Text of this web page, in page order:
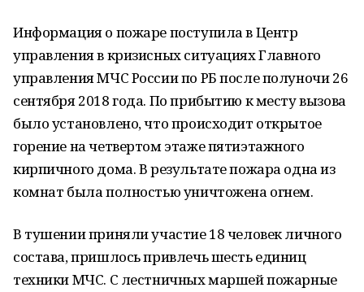
Информация о пожаре поступила в Центр
управления в кризисных ситуациях Главного
управления МЧС России по РБ после полуночи 26
сентября 2018 года. По прибытию к месту вызова
было установлено, что происходит открытое
горение на четвертом этаже пятиэтажного
кирпичного дома. В результате пожара одна из
комнат была полностью уничтожена огнем.
В тушении приняли участие 18 человек личного
состава, пришлось привлечь шесть единиц
техники МЧС. С лестничных маршей пожарные